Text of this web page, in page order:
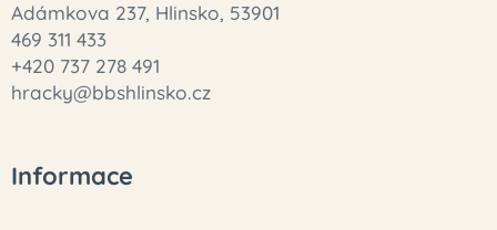
Adámkova 237, Hlinsko, 53901
469 311 433
+420 737 278 491
hracky@bbshlinsko.cz
Informace